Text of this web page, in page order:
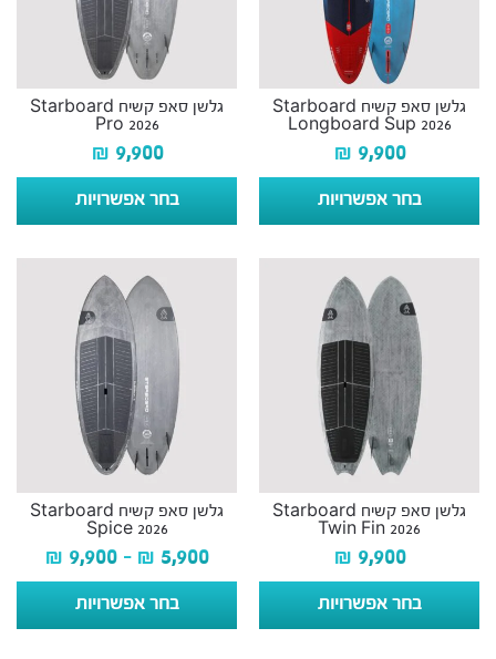
גלשן סאפ קשיח Starboard
Longboard Sup 2026
₪ 9,900
בחר אפשרויות
גלשן סאפ קשיח Starboard
Pro 2026
₪ 9,900
בחר אפשרויות
גלשן סאפ קשיח Starboard
Twin Fin 2026
₪ 9,900
בחר אפשרויות
גלשן סאפ קשיח Starboard
Spice 2026
₪ 5,900
–
₪ 9,900
בחר אפשרויות